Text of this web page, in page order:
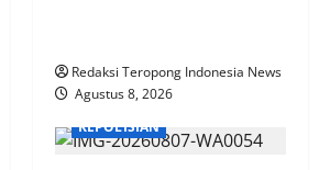
i
o
n
Redaksi Teropong Indonesia News
Agustus 8, 2026
KEPOLISIAN